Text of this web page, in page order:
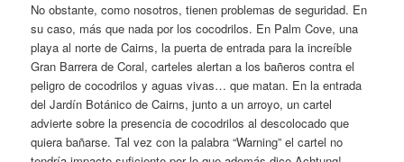
No obstante, como nosotros, tienen problemas de seguridad. En
su caso, más que nada por los cocodrilos. En Palm Cove, una
playa al norte de Cairns, la puerta de entrada para la increíble
Gran Barrera de Coral, carteles alertan a los bañeros contra el
peligro de cocodrilos y aguas vivas… que matan. En la entrada
del Jardín Botánico de Cairns, junto a un arroyo, un cartel
advierte sobre la presencia de cocodrilos al descolocado que
quiera bañarse. Tal vez con la palabra “Warning” el cartel no